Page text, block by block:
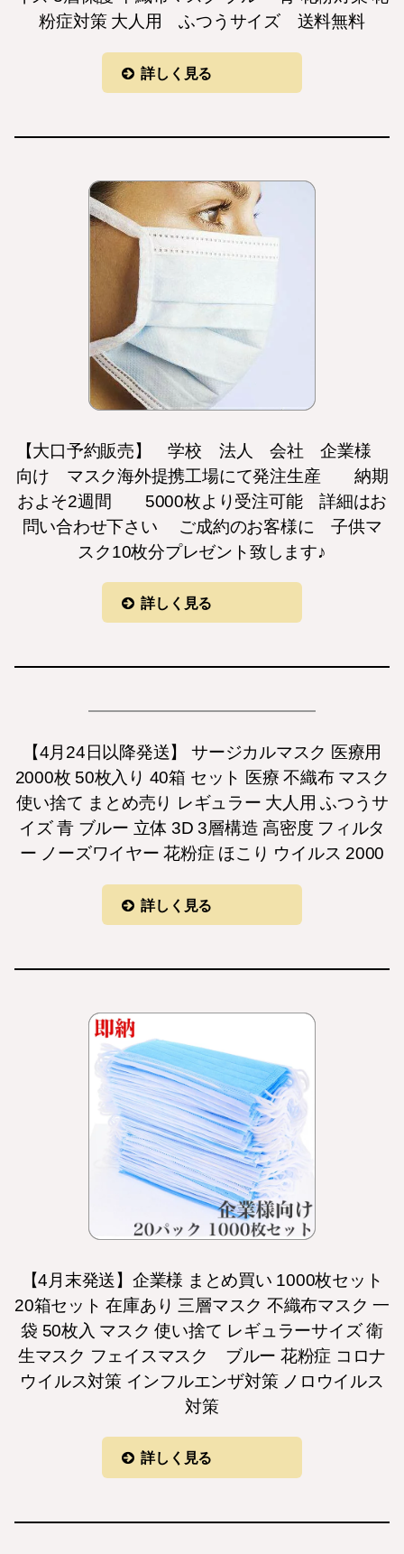
粉症対策 大人用 ふつうサイズ 送料無料
詳しく見る
【大口予約販売】 学校 法人 会社 企業様
向け マスク海外提携工場にて発注生産 納期
およそ2週間 5000枚より受注可能 詳細はお
問い合わせ下さい ご成約のお客様に 子供マ
スク10枚分プレゼント致します♪
詳しく見る
【4月24日以降発送】 サージカルマスク 医療用
2000枚 50枚入り 40箱 セット 医療 不織布 マスク
使い捨て まとめ売り レギュラー 大人用 ふつうサ
イズ 青 ブルー 立体 3D 3層構造 高密度 フィルタ
ー ノーズワイヤー 花粉症 ほこり ウイルス 2000
詳しく見る
【4月末発送】企業様 まとめ買い 1000枚セット
20箱セット 在庫あり 三層マスク 不織布マスク 一
袋 50枚入 マスク 使い捨て レギュラーサイズ 衛
生マスク フェイスマスク ブルー 花粉症 コロナ
ウイルス対策 インフルエンザ対策 ノロウイルス
対策
詳しく見る